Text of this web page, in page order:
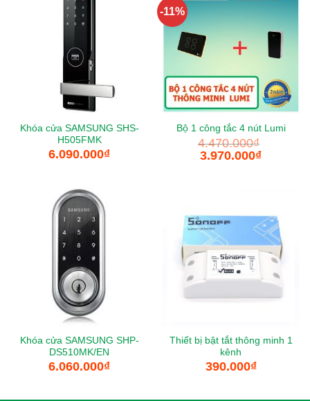
Khóa cửa SAMSUNG SHS-
H505FMK
6.090.000₫
-11%
Bộ 1 công tắc 4 nút Lumi
4.470.000₫
3.970.000₫
Khóa cửa SAMSUNG SHP-
DS510MK/EN
6.060.000₫
Thiết bị bật tắt thông minh 1
kênh
390.000₫